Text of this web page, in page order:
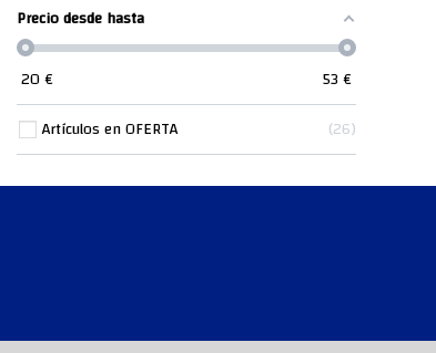
Precio desde hasta
20€ 53€
Artículos en OFERTA
26